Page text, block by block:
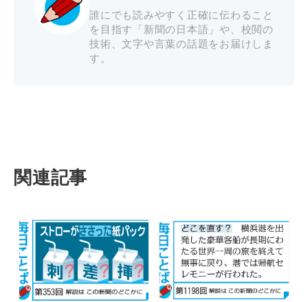
誰にでも読みやすく正確に伝わること
を目指す「新聞の日本語」や、校閲の
技術、文字や言葉の話題をお届けしま
す。
関連記事